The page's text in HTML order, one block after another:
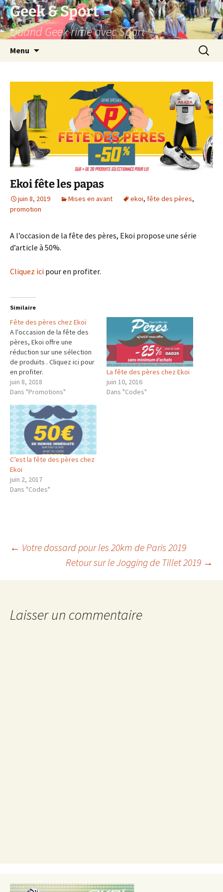
Aller
au
contenu
Geek & Sport
Quand Geek rime avec Sport
Menu
Ekoi fête les papas
juin 8, 2019 Mises en avant ekoi, fête des pères,
promotion
A l’occasion de la fête des pères, Ekoi propose une série
d’article à 50%.
Cliquez ici pour en profiter.
Similaire
Fête des pères chez Ekoï
A l'occasion de la fête des
pères, Ekoi offre une
réduction sur une sélection
de produits . Cliquez ici pour
en profiter.
juin 8, 2018
Dans "Promotions"
La fête des pères chez Ekoi
juin 10, 2016
Dans "Codes"
C’est la fête des pères chez
Ekoi
juin 2, 2017
Dans "Codes"
Navigation
des
articles
← Votre dossard pour les 20km de Paris 2019
Retour sur le Jogging de Tillet 2019 →
Laisser un commentaire